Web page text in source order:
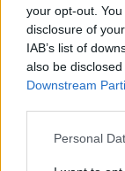
your opt-out.
disclosure of
IAB’s list of
also be
Downstream
Personal
vertinimų
užbaigta.
Abejoja,